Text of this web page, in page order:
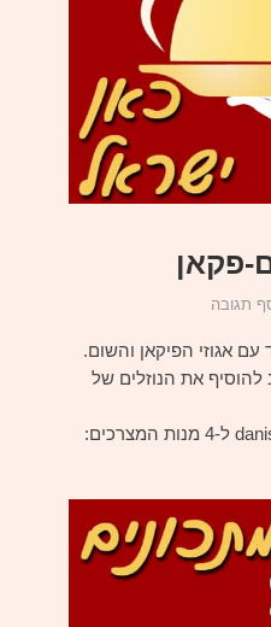
פקאן
תגובה
אגוזי הפיקאן והשום.
את הנוזלים של
ופלפל430_danis_bsom_01.jpg ל-4 מנות המצרכים: